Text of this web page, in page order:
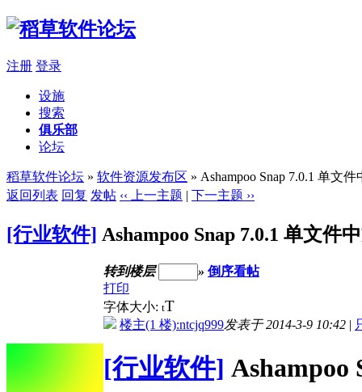
注册 登录
设施
搜索
俱乐部
论坛
稻草软件论坛 » 软件资源发布区 » Ashampoo Snap 7.0.1 单文
返回列表 回复 发帖 ‹‹ 上一主题 | 下一主题 ››
[行业软件] Ashampoo Snap 7.0.1 单文件
转到楼层 » 倒序看帖
打印
字体大小: tT
楼主(1 楼):ntcjq999发表于 2014-3-9 10:42 |
[行业软件] Ashampoo